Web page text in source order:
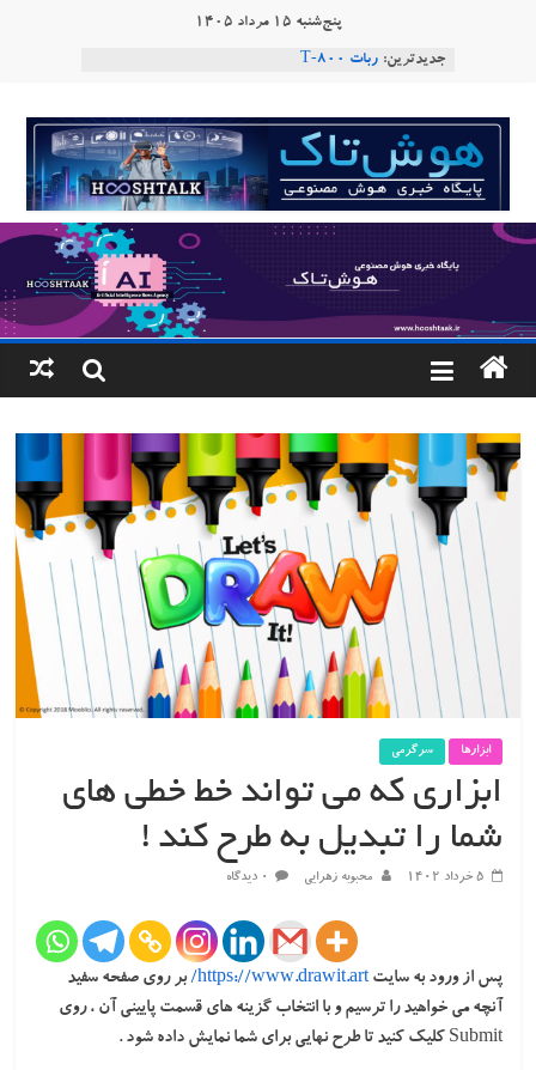
پنج‌شنبه ۱۵ مرداد ۱۴۰۵
جدیدترین: Robotics
هوش مصنوعی با تنش‌های اجتماعی چه می‌کند؟
دستاورد تازه ایلان ماسک؛ هوش مصنوعی با لهجه
طبیعی فارسی
هوشتاک
پایگاه
خبری
هوش
مصنوعی
www.hooshtaak.ir
ابزارها سرگرمی
ابزاری که می تواند خط خطی های
شما را تبدیل به طرح کند !
۵ خرداد ۱۴۰۲ محبوبه زهرایی ۰ دیدگاه
پس از ورود به سایتhttps://www.drawit.art/ بر روی صفحه سفید
آنچه می خواهید را ترسیم و با انتخاب گزینه های قسمت پایینی آن ، روی
Submit کلیک کنید تا طرح نهایی برای شما نمایش داده شود .